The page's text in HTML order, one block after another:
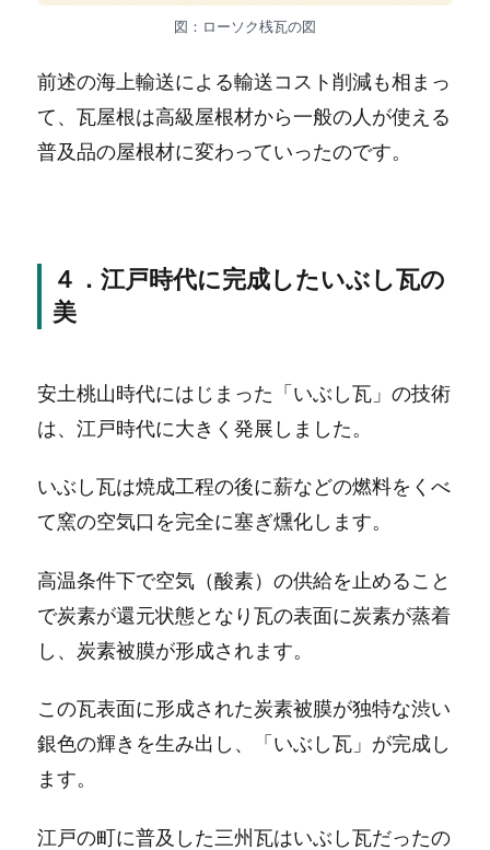
図：ローソク桟瓦の図
前述の海上輸送による輸送コスト削減も相まっ
て、瓦屋根は高級屋根材から一般の人が使える
普及品の屋根材に変わっていったのです。
４．江戸時代に完成したいぶし瓦の
美
安土桃山時代にはじまった「いぶし瓦」の技術
は、江戸時代に大きく発展しました。
いぶし瓦は焼成工程の後に薪などの燃料をくべ
て窯の空気口を完全に塞ぎ燻化します。
高温条件下で空気（酸素）の供給を止めること
で炭素が還元状態となり瓦の表面に炭素が蒸着
し、炭素被膜が形成されます。
この瓦表面に形成された炭素被膜が独特な渋い
銀色の輝きを生み出し、「いぶし瓦」が完成し
ます。
江戸の町に普及した三州瓦はいぶし瓦だったの